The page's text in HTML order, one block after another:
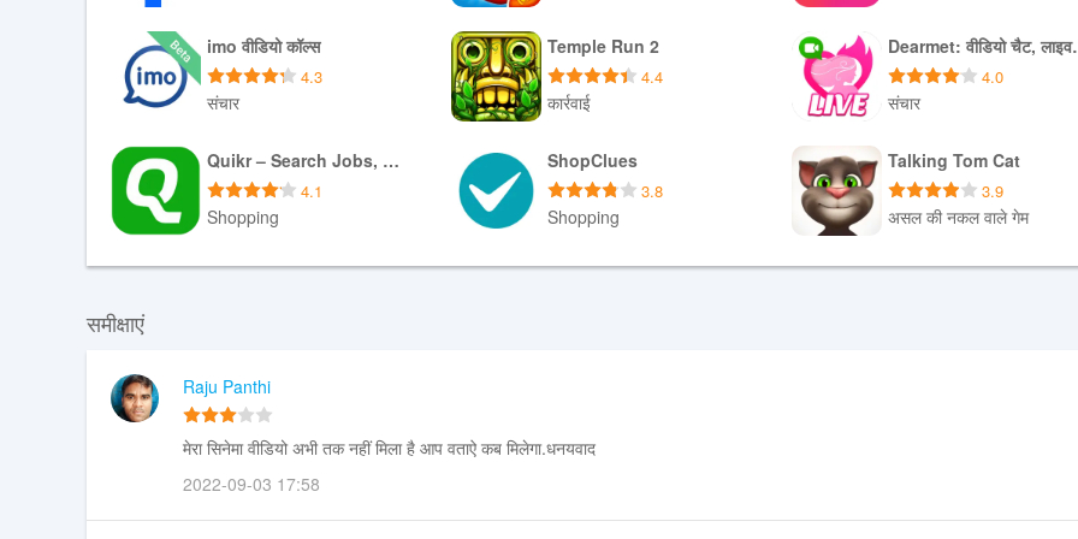
डाउनलोड APK डाउनलोड APK डाउनलोड APK
imo वीडियो कॉल्स
4.3
संचार
डाउनलोड APK
Temple Run 2
4.4
कार्रवाई
डाउनलोड APK
4.0
संचार
डाउनलोड APK
Quikr – Search Jobs, Mobiles,
4.1
Shopping
डाउनलोड XAPK
ShopClues
3.8
Shopping
डाउनलोड APK
Talking Tom Cat
3.9
असल की नकल वाले गेम
डाउनलोड APK
समीक्षाएं
Raju Panthi
मेरा सिनेमा वीडियो अभी तक नहीं मिला है आप वताऐ कब मिलेगा.धनयवाद
2022-09-03 17:58